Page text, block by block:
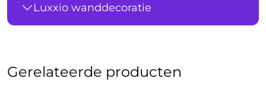
Luxxio wanddecoratie
Gerelateerde producten